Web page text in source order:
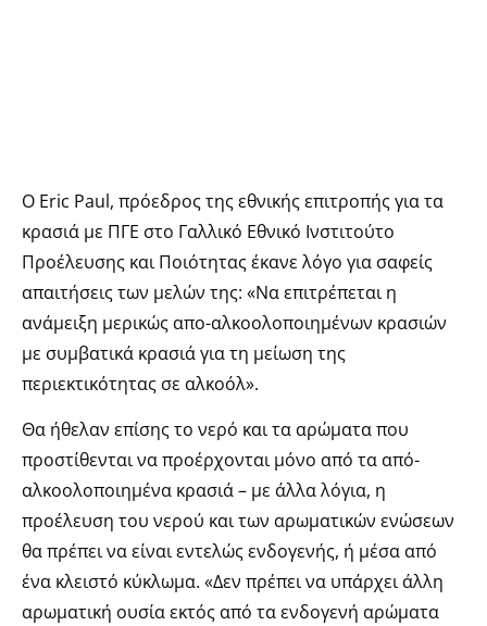
Ο Eric Paul, πρόεδρος της εθνικής επιτροπής για τα
κρασιά με ΠΓΕ στο Γαλλικό Εθνικό Ινστιτούτο
Προέλευσης και Ποιότητας έκανε λόγο για σαφείς
απαιτήσεις των μελών της: «Να επιτρέπεται η
ανάμειξη μερικώς απο-αλκοολοποιημένων κρασιών
με συμβατικά κρασιά για τη μείωση της
περιεκτικότητας σε αλκοόλ».
Θα ήθελαν επίσης το νερό και τα αρώματα που
προστίθενται να προέρχονται μόνο από τα από-
αλκοολοποιημένα κρασιά – με άλλα λόγια, η
προέλευση του νερού και των αρωματικών ενώσεων
θα πρέπει να είναι εντελώς ενδογενής, ή μέσα από
ένα κλειστό κύκλωμα. «Δεν πρέπει να υπάρχει άλλη
αρωματική ουσία εκτός από τα ενδογενή αρώματα